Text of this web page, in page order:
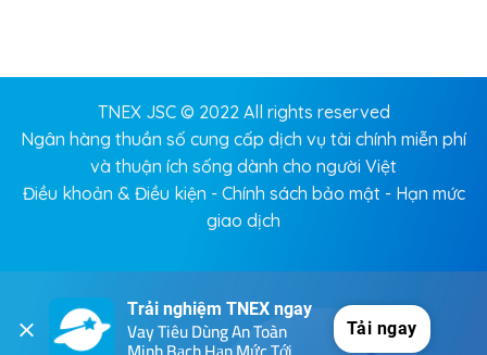
TNEX JSC © 2022 All rights reserved
Ngân hàng thuần số cung cấp dịch vụ tài chính miễn phí
và thuận ích sống dành cho người Việt
Điều khoản & Điều kiện - Chính sách bảo mật- Hạn mức
giao dịch
Trải nghiệm TNEX ngay
Vay Tiêu Dùng An Toàn Tải ngay